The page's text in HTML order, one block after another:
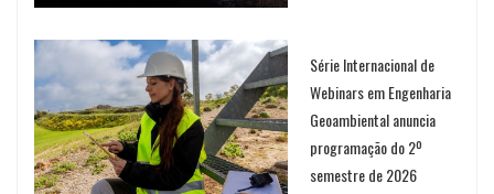
Série Internacional de
Webinars em Engenharia
Geoambiental anuncia
programação do 2º
semestre de 2026